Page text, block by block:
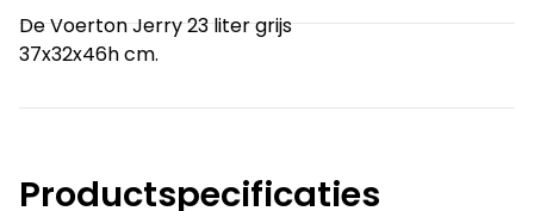
De Voerton Jerry 23 liter grijs
37x32x46h cm.
Productspecificaties